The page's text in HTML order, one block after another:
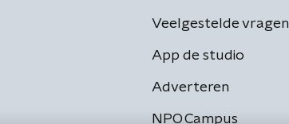
Veelgestelde vragen
App de studio
Adverteren
NPO Campus